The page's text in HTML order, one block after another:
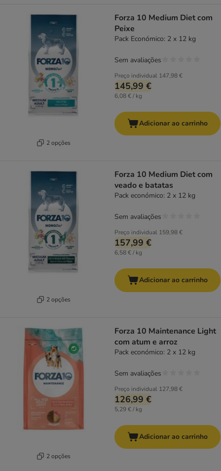
2 opções
Forza 10 Medium Diet com
Peixe
Pack Económico: 2 x 12 kg
Preço individual 147,98 €
145,99 €
6,08 € / kg
Sem avaliações
Adicionar ao carrinho
2 opções
Forza 10 Medium Diet com
veado e batatas
Pack económico: 2 x 12 kg
Preço individual 159,98 €
157,99 €
6,58 € / kg
Sem avaliações
Adicionar ao carrinho
2 opções
Forza 10 Maintenance Light
com atum e arroz
Pack económico: 2 x 12 kg
Preço individual 127,98 €
126,99 €
5,29 € / kg
Sem avaliações
Adicionar ao carrinho